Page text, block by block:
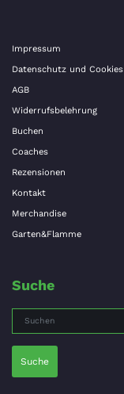
Impressum
Datenschutz und Cookies
AGB
Widerrufsbelehrung
Buchen
Coaches
Rezensionen
Kontakt
Merchandise
Garten&Flamme
Suche
Suche